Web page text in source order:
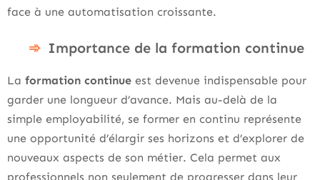
face à une automatisation croissante.
Importance de la formation continue
La formation continue est devenue indispensable pour
garder une longueur d’avance. Mais au-delà de la
simple employabilité, se former en continu représente
une opportunité d’élargir ses horizons et d’explorer de
nouveaux aspects de son métier. Cela permet aux
professionnels non seulement de progresser dans leur